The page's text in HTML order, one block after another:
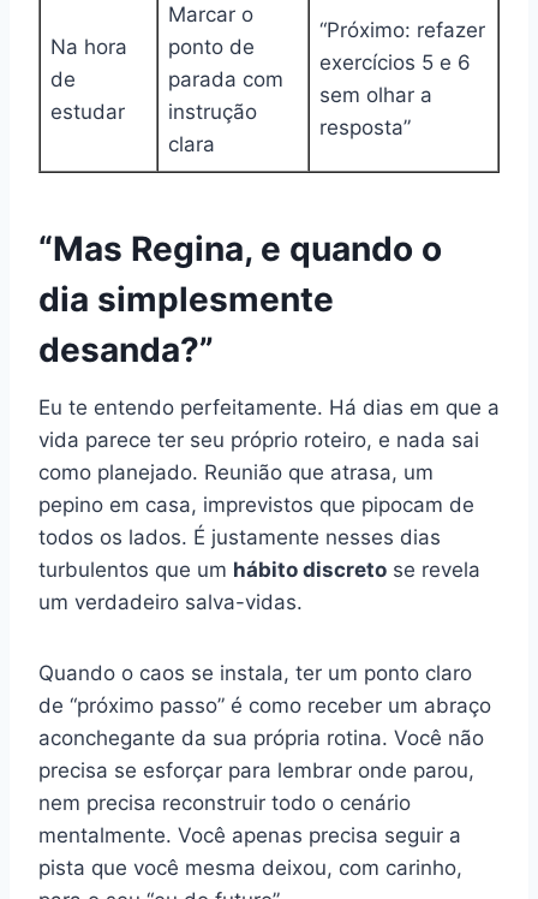
Na hora
de
estudar
Marcar o
ponto de
parada com
instrução
clara
“Próximo: refazer
exercícios 5 e 6
sem olhar a
resposta”
“Mas Regina, e quando o
dia simplesmente
desanda?”
Eu te entendo perfeitamente. Há dias em que a
vida parece ter seu próprio roteiro, e nada sai
como planejado. Reunião que atrasa, um
pepino em casa, imprevistos que pipocam de
todos os lados. É justamente nesses dias
turbulentos que um hábito discreto se revela
um verdadeiro salva-vidas.
Quando o caos se instala, ter um ponto claro
de “próximo passo” é como receber um abraço
aconchegante da sua própria rotina. Você não
precisa se esforçar para lembrar onde parou,
nem precisa reconstruir todo o cenário
mentalmente. Você apenas precisa seguir a
pista que você mesma deixou, com carinho,